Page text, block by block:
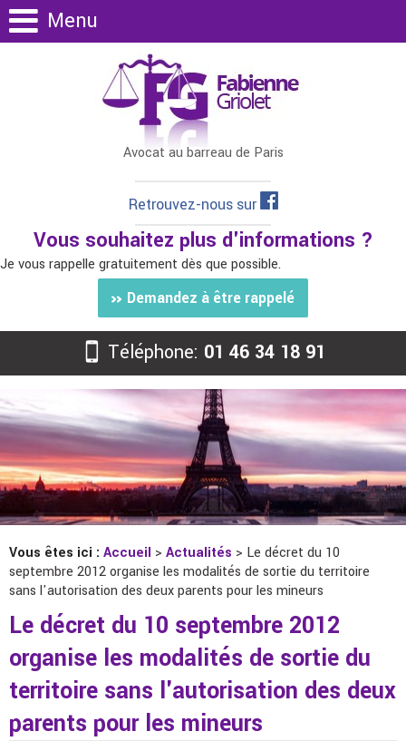
Menu
Avocat au barreau de Paris
Retrouvez-nous sur
Vous souhaitez plus d'informations ?
Je vous rappelle gratuitement dès que possible.
Demandez à être rappelé
Téléphone: 01 46 34 18 91
Vous êtes ici : Accueil > Actualités > Le décret du 10
septembre 2012 organise les modalités de sortie du territoire
sans l'autorisation des deux parents pour les mineurs
Le décret du 10 septembre 2012
organise les modalités de sortie du
territoire sans l'autorisation des deux
parents pour les mineurs